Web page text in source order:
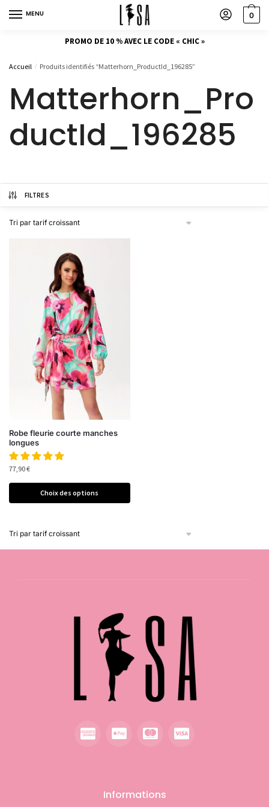
MENU 0
PROMO DE 10 % AVEC LE CODE « CHIC »
Accueil / Produits identifiés “Matterhorn_ProductId_196285”
Matterhorn_Pro
ductId_196285
FILTRES
Robe fleurie courte manches
longues
77,90€
Choix des options
Informations